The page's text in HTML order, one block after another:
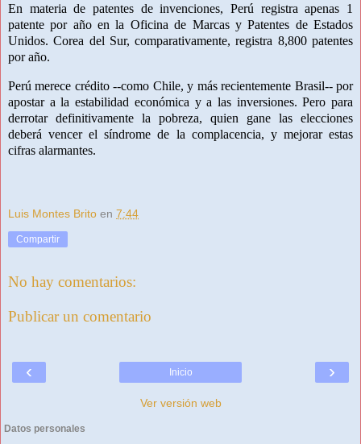
En materia de patentes de invenciones, Perú registra apenas 1
patente por año en la Oficina de Marcas y Patentes de Estados
Unidos. Corea del Sur, comparativamente, registra 8,800 patentes
por año.
Perú merece crédito --como Chile, y más recientemente Brasil-- por
apostar a la estabilidad económica y a las inversiones. Pero para
derrotar definitivamente la pobreza, quien gane las elecciones
deberá vencer el síndrome de la complacencia, y mejorar estas
cifras alarmantes.
Luis Montes Brito en 7:44
Compartir
No hay comentarios:
Publicar un comentario
‹ ›
Inicio
Ver versión web
Datos personales